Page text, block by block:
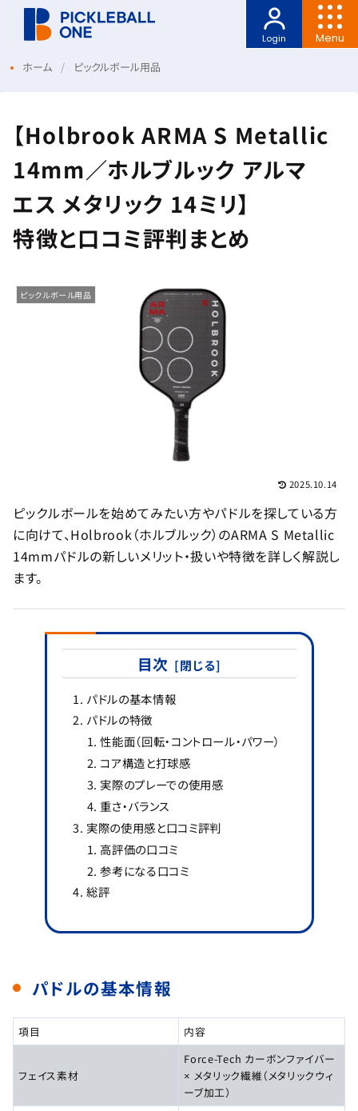
Menu
Login
ホーム ピックルボール用品
【Holbrook ARMA S Metallic
14mm／ホルブルック アルマ
エス メタリック 14ミリ】
特徴と口コミ評判まとめ
ピックルボール用品
2025.10.14
ピックルボールを始めてみたい方やパドルを探している方
に向けて、Holbrook（ホルブルック）のARMA S Metallic
14mmパドルの新しいメリット・扱いや特徴を詳しく解説し
ます。
目次
パドルの基本情報
パドルの特徴
性能面（回転・コントロール・パワー）
コア構造と打球感
実際のプレーでの使用感
重さ・バランス
実際の使用感と口コミ評判
高評価の口コミ
参考になる口コミ
総評
パドルの基本情報
項目 内容
フェイス素材
Force-Tech カーボンファイバー
× メタリック繊維（メタリックウィ
ーブ加工）